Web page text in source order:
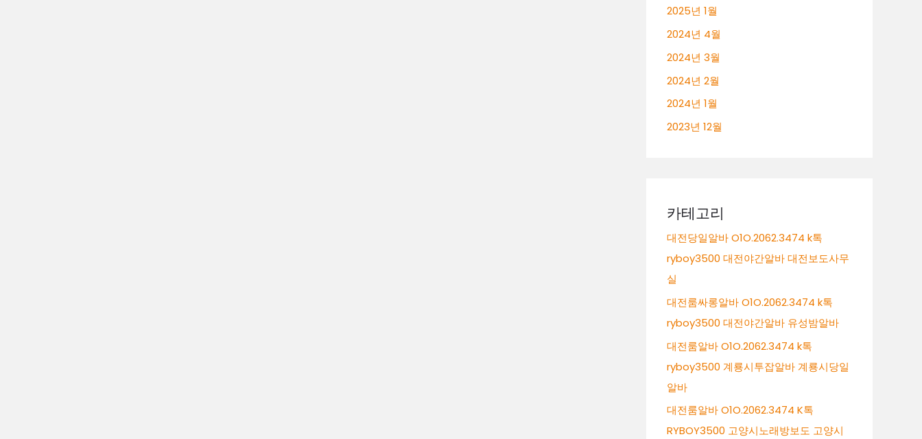
2025년 1월
2024년 4월
2024년 3월
2024년 2월
2024년 1월
2023년 12월
카테고리
대전당일알바 O1O.2062.3474 k톡
ryboy3500 대전야간알바 대전보도사무
실
대전룸싸롱알바 O1O.2062.3474 k톡
ryboy3500 대전야간알바 유성밤알바
대전룸알바 O1O.2062.3474 k톡
ryboy3500 계룡시투잡알바 계룡시당일
알바
대전룸알바 O1O.2062.3474 K톡
RYBOY3500 고양시노래방보도 고양시